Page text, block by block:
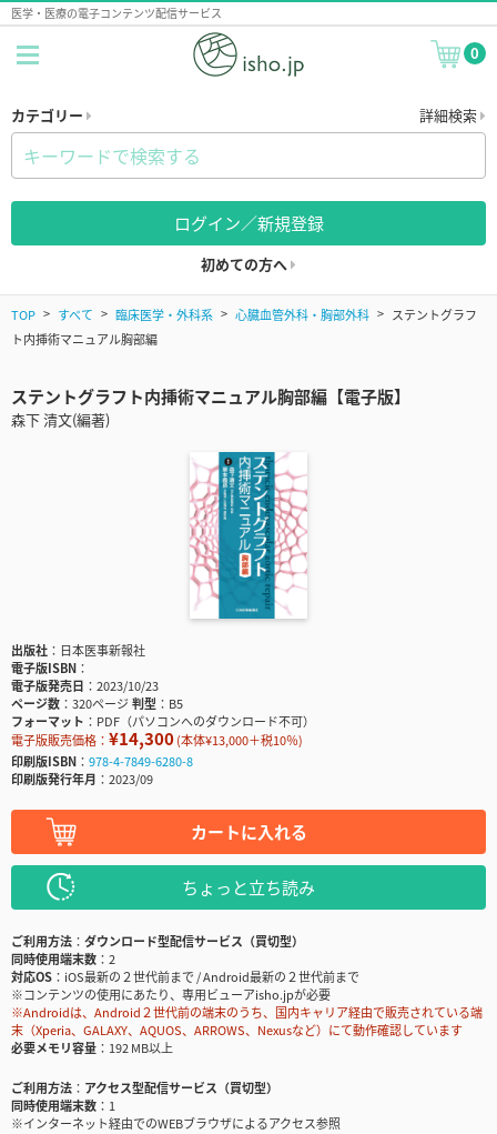
医学・医療の電子コンテンツ配信サービス
0
カテゴリー 詳細検索
ログイン／新規登録
初めての方へ
TOP すべて 臨床医学・外科系 心臓血管外科・胸部外科
ステントグラフ
ト内挿術マニュアル胸部編
ステントグラフト内挿術マニュアル胸部編【電子版】
森下 清文(編著)
出版社
日本医事新報社
電子版ISBN
電子版発売日
2023/10/23
ページ数
320ページ判型
B5
フォーマット
PDF（パソコンへのダウンロード不可）
電子版販売価格： ¥14,300(本体¥13,000＋税10％)
印刷版ISBN
978-4-7849-6280-8
印刷版発行年月
2023/09
カートに入れる
ちょっと立ち読み
ご利用方法
ダウンロード型配信サービス（買切型）
同時使用端末数
2
対応OS
iOS最新の２世代前まで / Android最新の２世代前まで
※コンテンツの使用にあたり、専用ビューアisho.jpが必要
※Androidは、Android２世代前の端末のうち、国内キャリア経由で販売されている端
末（Xperia、GALAXY、AQUOS、ARROWS、Nexusなど）にて動作確認しています
必要メモリ容量
192 MB以上
ご利用方法
アクセス型配信サービス（買切型）
同時使用端末数
1
※インターネット経由でのWEBブラウザによるアクセス参照